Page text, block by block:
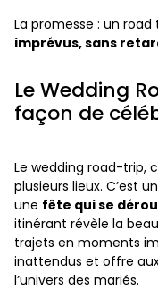
La promesse : un
imprévus, sans
Le Wedding
façon de
Le wedding road-trip,
plusieurs lieux. C’est
une fête qui se
itinérant révèle la
trajets en moments
inattendus et offre
l’univers des mariés.